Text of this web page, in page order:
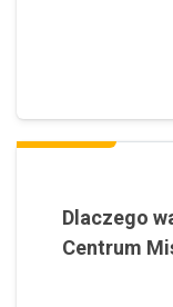
Dlaczego
Centrum